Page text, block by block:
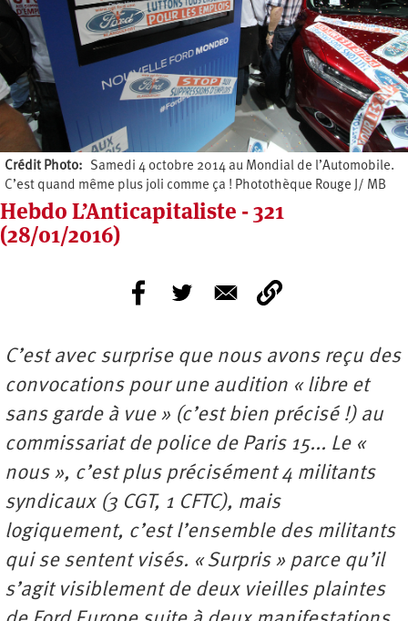
Crédit Photo
Samedi 4 octobre 2014 au Mondial de l’Automobile.
C’est quand même plus joli comme ça ! Photothèque Rouge J/ MB
Hebdo L’Anticapitaliste - 321
(28/01/2016)
C’est avec surprise que nous avons reçu des
convocations pour une audition « libre et
sans garde à vue » (c’est bien précisé !) au
commissariat de police de Paris 15... Le «
nous », c’est plus précisément 4 militants
syndicaux (3 CGT, 1 CFTC), mais
logiquement, c’est l’ensemble des militants
qui se sentent visés. « Surpris » parce qu’il
s’agit visiblement de deux vieilles plaintes